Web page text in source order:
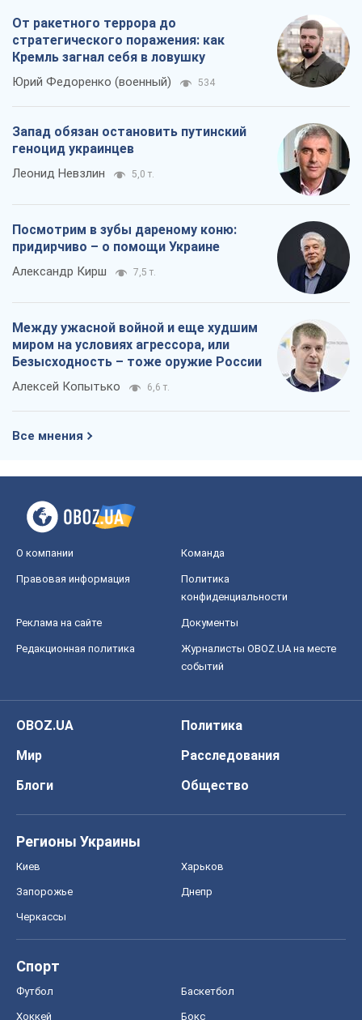
От ракетного террора до
стратегического поражения: как
Кремль загнал себя в ловушку
Юрий Федоренко (военный) 534
Запад обязан остановить путинский
геноцид украинцев
Леонид Невзлин 5,0 т.
Посмотрим в зубы дареному коню:
придирчиво – о помощи Украине
Александр Кирш 7,5 т.
Между ужасной войной и еще худшим
миром на условиях агрессора, или
Безысходность – тоже оружие России
Алексей Копытько 6,6 т.
Все мнения
О компании Команда
Правовая информация
Политика
конфиденциальности
Реклама на сайте Документы
Редакционная политика
Журналисты OBOZ.UA на месте
событий
OBOZ.UA
Политика
Мир
Расследования
Блоги
Общество
Регионы Украины
Киев Харьков
Запорожье Днепр
Черкассы
Спорт
Футбол Баскетбол
Хоккей Бокс